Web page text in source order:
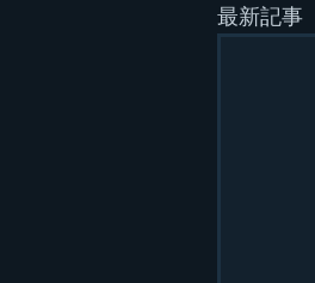
最新記事